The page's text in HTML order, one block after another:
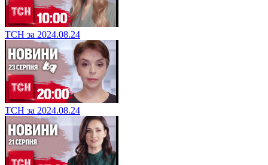
ТСН за 2024.08.24
ТСН за 2024.08.24